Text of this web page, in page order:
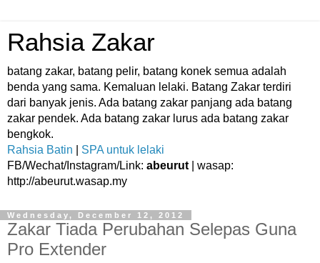
Rahsia Zakar
batang zakar, batang pelir, batang konek semua adalah
benda yang sama. Kemaluan lelaki. Batang Zakar terdiri
dari banyak jenis. Ada batang zakar panjang ada batang
zakar pendek. Ada batang zakar lurus ada batang zakar
bengkok.
Rahsia Batin
SPA untuk lelaki
FB/Wechat/Instagram/Link: abeurut | wasap:
http://abeurut.wasap.my
Wednesday, December 12, 2012
Zakar Tiada Perubahan Selepas Guna
Pro Extender